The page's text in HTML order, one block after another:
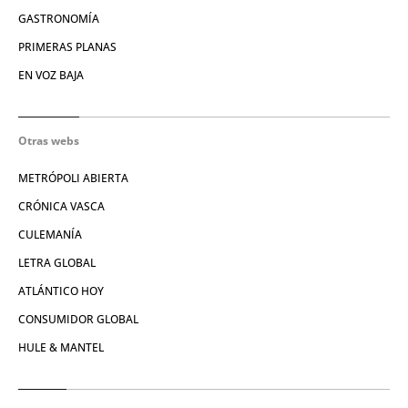
GASTRONOMÍA
PRIMERAS PLANAS
EN VOZ BAJA
Otras webs
METRÓPOLI ABIERTA
CRÓNICA VASCA
CULEMANÍA
LETRA GLOBAL
ATLÁNTICO HOY
CONSUMIDOR GLOBAL
HULE & MANTEL